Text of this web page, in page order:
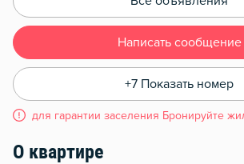
Написать сообщение
+7 Показать номер
для гарантии заселения Бронируйте
О квартире